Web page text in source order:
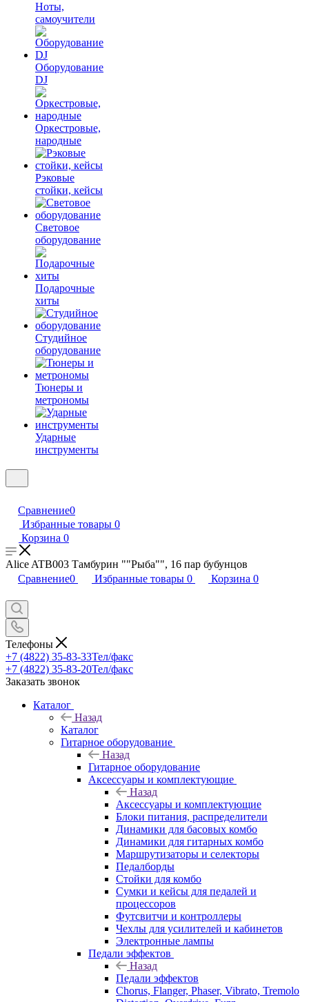
Ноты,
самоучители
Оборудование
DJ
Оркестровые,
народные
Рэковые
стойки, кейсы
Световое
оборудование
Подарочные
хиты
Студийное
оборудование
Тюнеры и
метрономы
Ударные
инструменты
Сравнение0
Избранные товары 0
Корзина 0
Alice ATB003 Тамбурин ""Рыба"", 16 пар бубунцов
Сравнение0 Избранные товары 0 Корзина 0
Телефоны
+7 (4822) 35-83-33Тел/факс
+7 (4822) 35-83-20Тел/факс
Заказать звонок
Каталог
Назад
Каталог
Гитарное оборудование
Назад
Гитарное оборудование
Аксессуары и комплектующие
Назад
Аксессуары и комплектующие
Блоки питания, распределители
Динамики для басовых комбо
Динамики для гитарных комбо
Маршрутизаторы и селекторы
Педалборды
Стойки для комбо
Сумки и кейсы для педалей и
процессоров
Футсвитчи и контроллеры
Чехлы для усилителей и кабинетов
Электронные лампы
Педали эффектов
Назад
Педали эффектов
Chorus, Flanger, Phaser, Vibrato, Tremolo